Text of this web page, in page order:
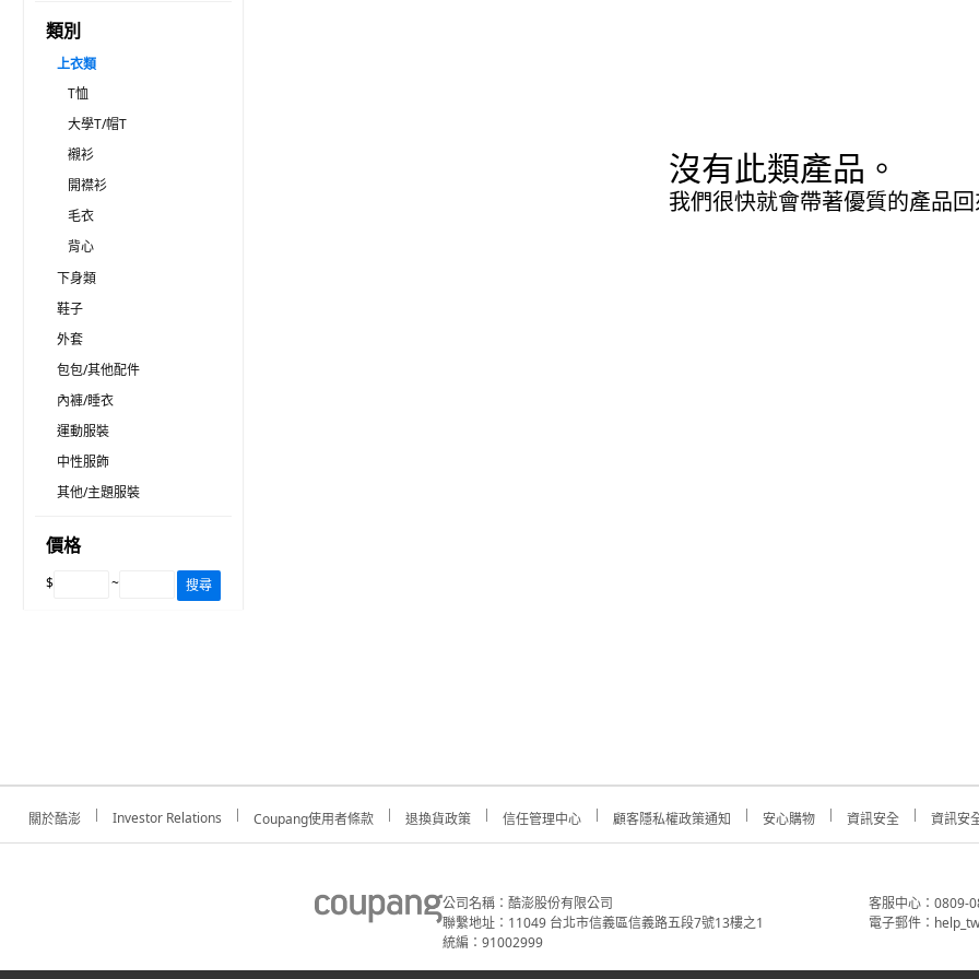
類別
上衣類
T恤
大學T/帽T
襯衫
開襟衫
毛衣
背心
下身類
鞋子
外套
包包/其他配件
內褲/睡衣
運動服裝
中性服飾
其他/主題服裝
價格
$ ~ 搜尋
沒有此類產品。
我們很快就會帶著優質的產品
關於酷澎 Investor Relations Coupang使用者條款 退換貨政策 信任管理中心 顧客隱私權政策通知 安心購物 資訊安全 資訊安
公司名稱：酷澎股份有限公司
聯繫地址：11049 台北市信義區信義路五段7號13樓之1
統編：91002999
客服中心：0809-
電子郵件：